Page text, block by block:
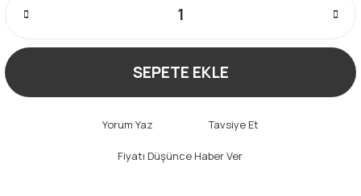
SEPETE EKLE
Yorum Yaz Tavsiye Et
Fiyatı Düşünce Haber Ver